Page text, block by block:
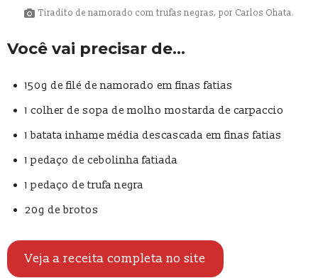
Tiradito de namorado com trufas negras, por Carlos Ohata.
Você vai precisar de…
150g de filé de namorado em finas fatias
1 colher de sopa de molho mostarda de carpaccio
1 batata inhame média descascada em finas fatias
1 pedaço de cebolinha fatiada
1 pedaço de trufa negra
20g de brotos
Veja a receita completa no site